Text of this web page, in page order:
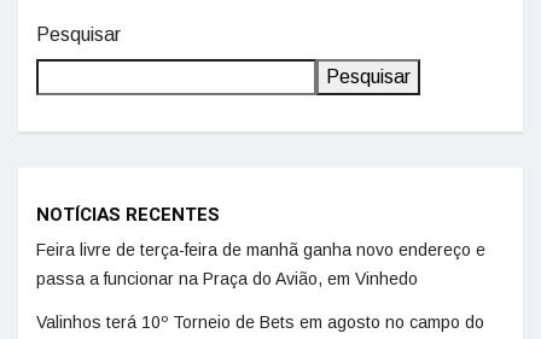
Pesquisar
Pesquisar
NOTÍCIAS RECENTES
Feira livre de terça-feira de manhã ganha novo endereço e
passa a funcionar na Praça do Avião, em Vinhedo
Valinhos terá 10º Torneio de Bets em agosto no campo do